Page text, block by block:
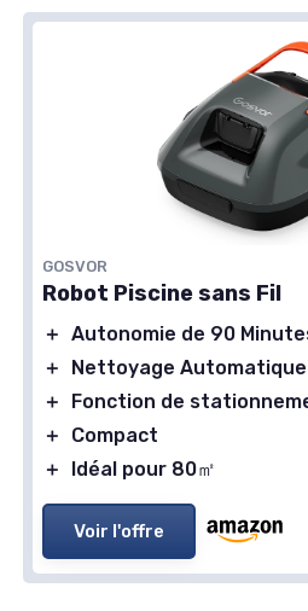
GOSVOR
Robot Piscine sans Fil
＋ Autonomie de 90
＋
Nettoyage Automatique
＋
Fonction de
＋
Compact
＋
Idéal pour 80㎡
Voir l'offre
＋ Double filtration
Stationnement
750 avis
Voir l'offre
WINNY POOL CLEANER
Robot Piscine Sans Fil
＋ Sans filpour plus de
120 min d'autonomie
＋ Double moteurpour